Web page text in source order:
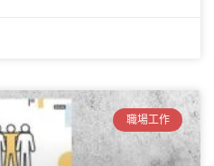
職場工作